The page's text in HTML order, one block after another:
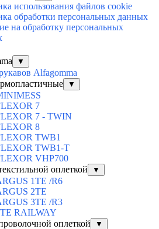
использования файлов cookie
обработки персональных данных
на обработку персональных
▼
Alfagomma
▼
7
7 - TWIN
8
TWB1
TWB1-T
VHP700
оплеткой
▼
1TE /R6
2TЕ
3TE /R3
RAILWAY
оплеткой
▼